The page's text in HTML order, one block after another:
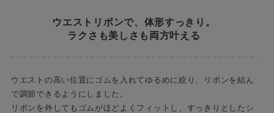
ウエストリボンで、体形すっきり。
ラクさも美しさも両方叶える
ウエストの高い位置にゴムを入れてゆるめに絞り、リボンを結ん
で調節できるようにしました。
リボンを外してもゴムがほどよくフィットし、すっきりとしたシ